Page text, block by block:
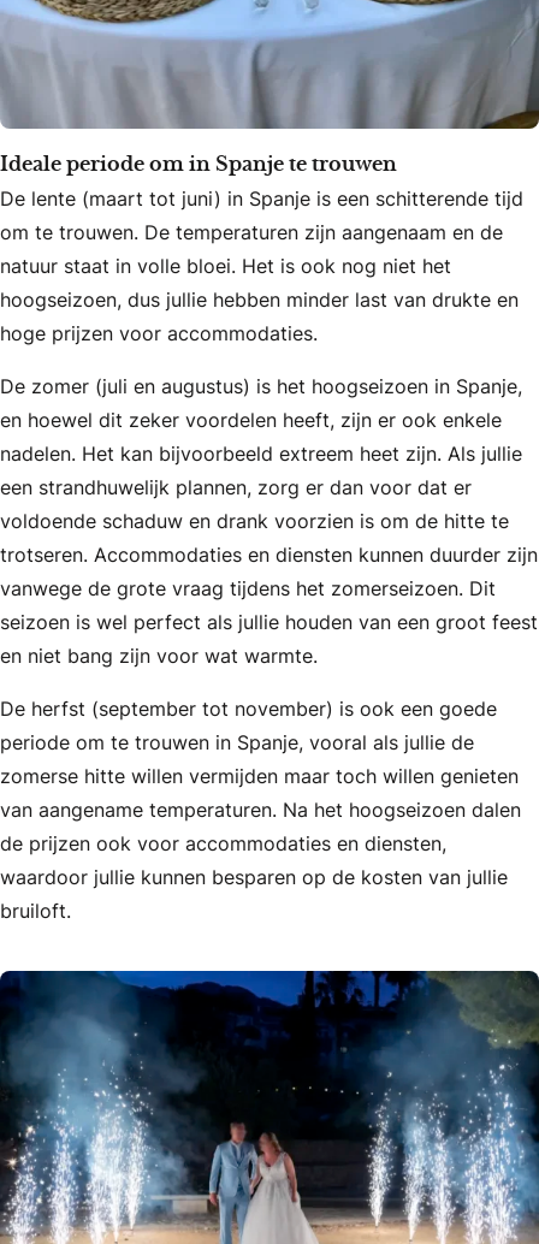
Ideale periode om in Spanje te trouwen
De lente (maart tot juni) in Spanje is een schitterende tijd
om te trouwen. De temperaturen zijn aangenaam en de
natuur staat in volle bloei. Het is ook nog niet het
hoogseizoen, dus jullie hebben minder last van drukte en
hoge prijzen voor accommodaties.
De zomer (juli en augustus) is het hoogseizoen in Spanje,
en hoewel dit zeker voordelen heeft, zijn er ook enkele
nadelen. Het kan bijvoorbeeld extreem heet zijn. Als jullie
een strandhuwelijk plannen, zorg er dan voor dat er
voldoende schaduw en drank voorzien is om de hitte te
trotseren. Accommodaties en diensten kunnen duurder zijn
vanwege de grote vraag tijdens het zomerseizoen. Dit
seizoen is wel perfect als jullie houden van een groot feest
en niet bang zijn voor wat warmte.
De herfst (september tot november) is ook een goede
periode om te trouwen in Spanje, vooral als jullie de
zomerse hitte willen vermijden maar toch willen genieten
van aangename temperaturen. Na het hoogseizoen dalen
de prijzen ook voor accommodaties en diensten,
waardoor jullie kunnen besparen op de kosten van jullie
bruiloft.